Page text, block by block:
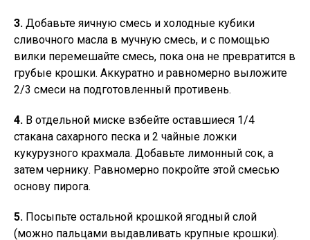
3. Добавьте яичную смесь и холодные кубики
сливочного масла в мучную смесь, и с помощью
вилки перемешайте смесь, пока она не превратится в
грубые крошки. Аккуратно и равномерно выложите
2/3 смеси на подготовленный противень.
4. В отдельной миске взбейте оставшиеся 1/4
стакана сахарного песка и 2 чайные ложки
кукурузного крахмала. Добавьте лимонный сок, а
затем чернику. Равномерно покройте этой смесью
основу пирога.
5. Посыпьте остальной крошкой ягодный слой
(можно пальцами выдавливать крупные крошки).